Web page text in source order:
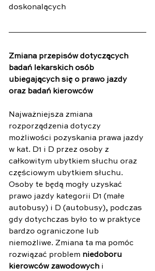
doskonalących
Zmiana przepisów dotyczących
badań lekarskich osób
ubiegających się o prawo jazdy
oraz badań kierowców
Najważniejsza zmiana
rozporządzenia dotyczy
możliwości pozyskania prawa jazdy
w kat. D1 i D przez osoby z
całkowitym ubytkiem słuchu oraz
częściowym ubytkiem słuchu.
Osoby te będą mogły uzyskać
prawo jazdy kategorii D1 (małe
autobusy) i D (autobusy), podczas
gdy dotychczas było to w praktyce
bardzo ograniczone lub
niemożliwe. Zmiana ta ma pomóc
rozwiązać problem niedoboru
kierowców zawodowych i